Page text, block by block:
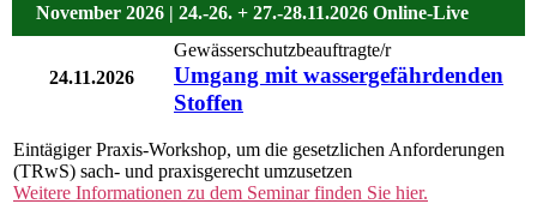
November 2026 | 24.-26. + 27.-28.11.2026 Online-Live
24.11.2026
Gewässerschutzbeauftragte/r
Umgang mit wassergefährdenden
Stoffen
Eintägiger Praxis-Workshop, um die gesetzlichen Anforderungen
(TRwS) sach- und praxisgerecht umzusetzen
Weitere Informationen zu dem Seminar finden Sie hier.